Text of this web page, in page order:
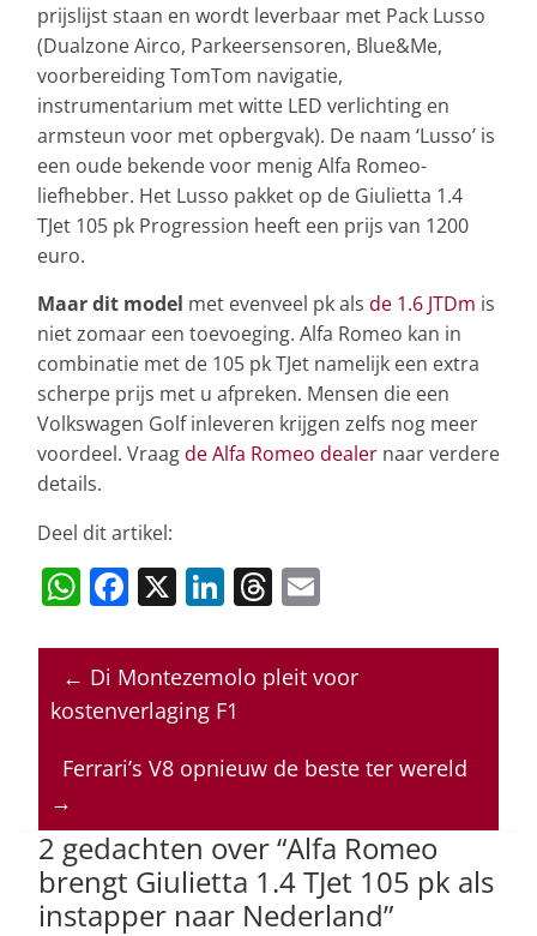
prijslijst staan en wordt leverbaar met Pack Lusso
(Dualzone Airco, Parkeersensoren, Blue&Me,
voorbereiding TomTom navigatie,
instrumentarium met witte LED verlichting en
armsteun voor met opbergvak). De naam ‘Lusso’ is
een oude bekende voor menig Alfa Romeo-
liefhebber. Het Lusso pakket op de Giulietta 1.4
TJet 105 pk Progression heeft een prijs van 1200
euro.
Maar dit model met evenveel pk als de 1.6 JTDm is
niet zomaar een toevoeging. Alfa Romeo kan in
combinatie met de 105 pk TJet namelijk een extra
scherpe prijs met u afpreken. Mensen die een
Volkswagen Golf inleveren krijgen zelfs nog meer
voordeel. Vraagde Alfa Romeo dealer naar verdere
details.
Deel dit artikel:
W
at
s
p
p
F
c
e
o
o
k
X Li
k
e
n
T
re
a
s
ai
l
← Di Montezemolo pleit voor
kostenverlaging F1
Ferrari’s V8 opnieuw de beste ter wereld
→
2 gedachten over “Alfa Romeo
brengt Giulietta 1.4 TJet 105 pk als
instapper naar Nederland”